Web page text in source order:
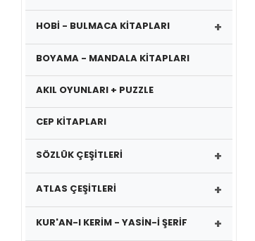
HOBİ - BULMACA KİTAPLARI +
BOYAMA - MANDALA KİTAPLARI
AKIL OYUNLARI + PUZZLE
CEP KİTAPLARI
SÖZLÜK ÇEŞİTLERİ +
ATLAS ÇEŞİTLERİ +
KUR'AN-I KERİM - YASİN-İ ŞERİF +